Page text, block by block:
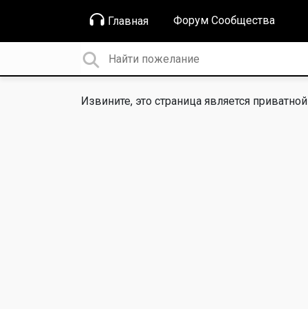
Главная Форум Сообщества
Извините, это страница является приватной